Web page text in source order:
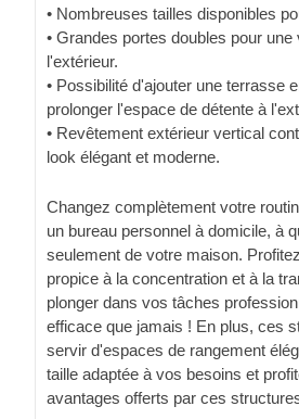
• Nombreuses tailles disponibles
• Grandes portes doubles pour
l'extérieur.
• Possibilité d'ajouter une terrasse
prolonger l'espace de détente à
• Revêtement extérieur vertical
look élégant et moderne.
Changez complètement votre
un bureau personnel à domicile, à
seulement de votre maison.
propice à la concentration et à la
plonger dans vos tâches
efficace que jamais ! En plus, ces
servir d'espaces de rangement
taille adaptée à vos besoins et
avantages offerts par ces